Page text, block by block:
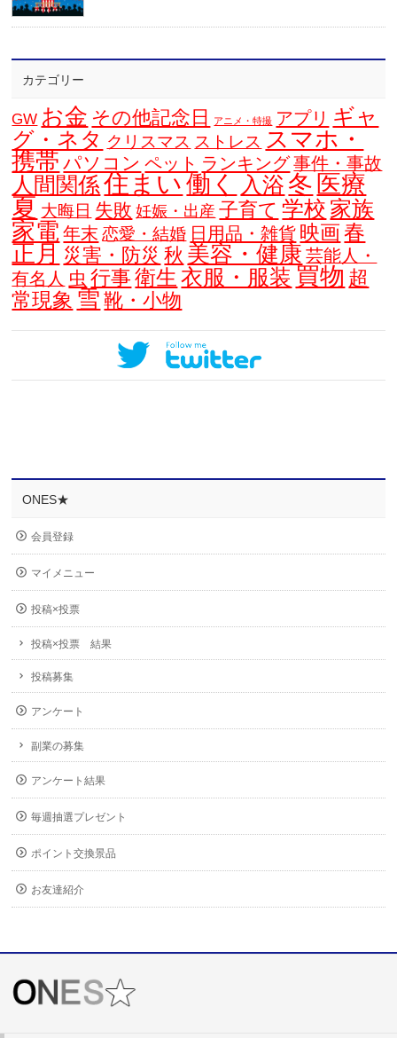
カテゴリー
GW お金 その他記念日 アニメ・特撮 アプリ ギャ
グ・ネタ クリスマス ストレス スマホ・
携帯 パソコン ペット ランキング事件・事故
人間関係住まい 働く 入浴 冬 医療
夏 大晦日 失敗 妊娠・出産 子育て 学校 家族
家電 年末 恋愛・結婚 日用品・雑貨 映画 春
正月 災害・防災 秋 美容・健康 芸能人・
有名人 虫 行事 衛生 衣服・服装 買物 超
常現象 雪 靴・小物
ONES★
会員登録
マイメニュー
投稿×投票
投稿×投票 結果
投稿募集
アンケート
副業の募集
アンケート結果
毎週抽選プレゼント
ポイント交換景品
お友達紹介